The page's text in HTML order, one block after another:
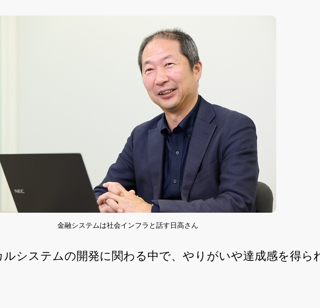
金融システムは社会インフラと話す日高さん
システムの開発に関わる中で、やりがいや達成感を得ら